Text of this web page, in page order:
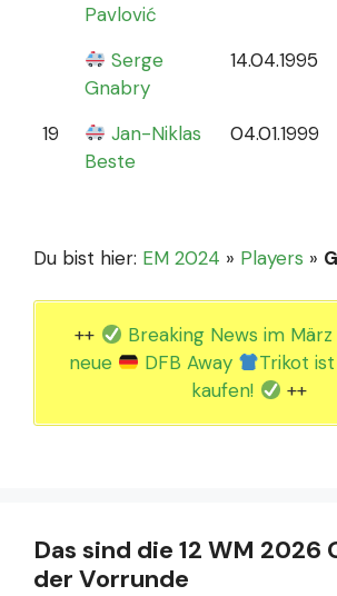
Pavlović
Serge
Gnabry
14.04.1995
19
Jan-Niklas
Beste
04.01.1999
Du bist hier: EM 2024 » Players »
++
Breaking News im März
neue
DFB Away
Trikot
kaufen!
++
Das sind die 12 WM 2026
der Vorrunde